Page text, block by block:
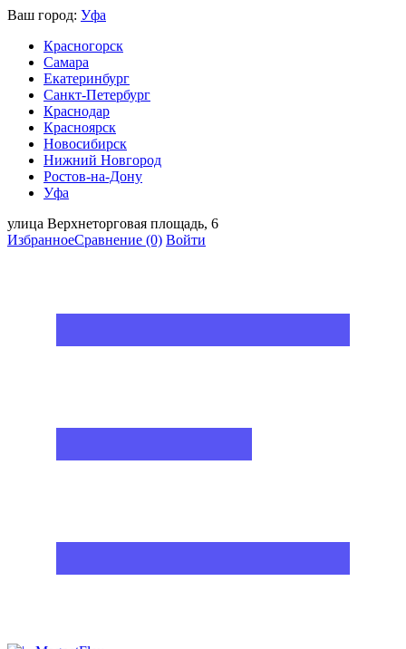
Ваш город: Уфа
Красногорск
Самара
Екатеринбург
Санкт-Петербург
Краснодар
Красноярск
Новосибирск
Нижний Новгород
Ростов-на-Дону
Уфа
улица Верхнеторговая площадь, 6
ИзбранноеСравнение (0) Войти